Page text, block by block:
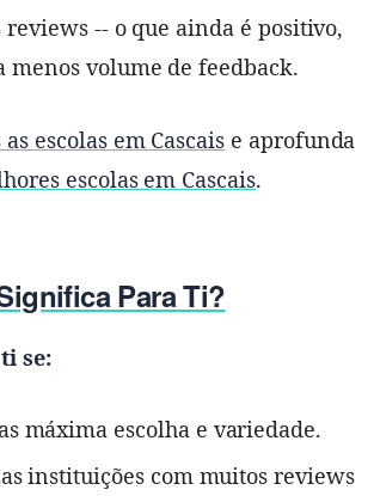
-- o que ainda é positivo,
menos volume de feedback.
as escolas em Cascais e aprofunda
escolas em Cascais.
Para Ti?
se:
máxima escolha e variedade.
instituições com muitos reviews